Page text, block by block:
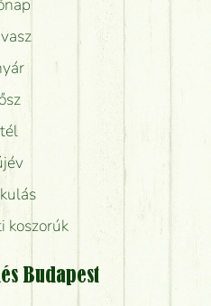
ősz
tél
koszorúk
Budapest